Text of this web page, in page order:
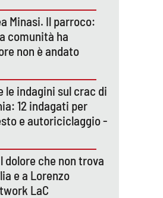
Minasi. Il parroco:
comunità ha
non è andato
le indagini sul crac di
12 indagati per
e autoriciclaggio -
dolore che non trova
e a Lorenzo
LaC